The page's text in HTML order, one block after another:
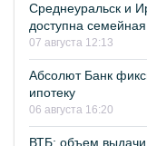
Среднеуральск и
доступна
07 августа 12:13
Абсолют Банк
ипотеку
06 августа 16:20
ВТБ: объем выдачи